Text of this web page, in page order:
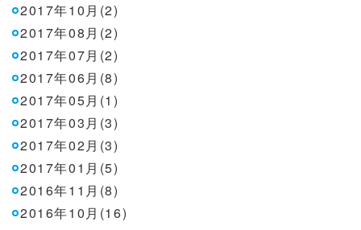
2017年10月(2)
2017年08月(2)
2017年07月(2)
2017年06月(8)
2017年05月(1)
2017年03月(3)
2017年02月(3)
2017年01月(5)
2016年11月(8)
2016年10月(16)